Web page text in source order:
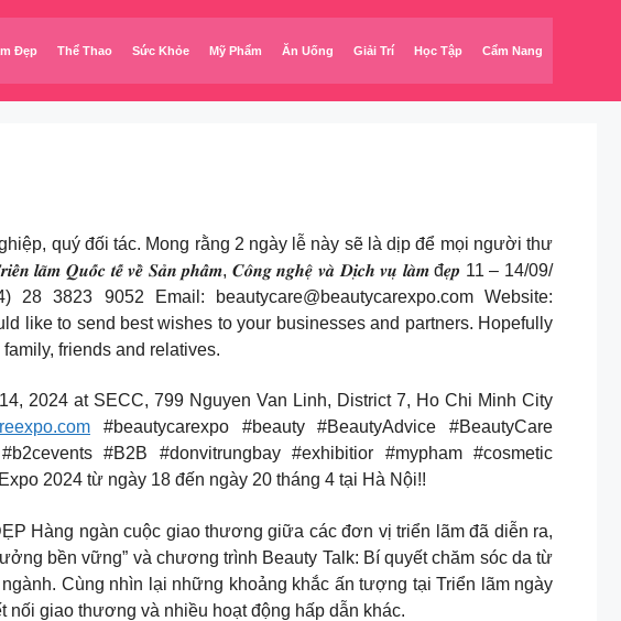
Đẹp Thể Thao Sức Khỏe Mỹ Phẩm Ăn Uống Giải Trí Học Tập Cẩm Nang
quý đối tác. Mong rằng 2 ngày lễ này sẽ là dịp để mọi người thư
𝒍𝒂̃𝒎 𝑸𝒖𝒐̂́𝒄 𝒕𝒆̂́ 𝒗𝒆̂̀ 𝑺𝒂̉𝒏 𝒑𝒉𝒂̂̉𝒎, 𝑪𝒐̂𝒏𝒈 𝒏𝒈𝒉𝒆̣̂ 𝒗𝒂̀ 𝑫𝒊̣𝒄𝒉 𝒗𝒖̣ 𝒍𝒂̀𝒎 đ𝒆̣𝒑 11 – 14/09/
28 3823 9052 Email:
beautycare@beautycarexpo.comWebsite:
like to send best wishes to your businesses and partners. Hopefully
friends and relatives.
11 – 14, 2024 at SECC, 799 Nguyen Van Linh, District 7, Ho Chi Minh City
#beautycarexpo #beauty #BeautyAdvice #BeautyCare
#B2B #donvitrungbay #exhibitior #mypham #cosmetic
2024 từ ngày 18 đến ngày 20 tháng 4 tại Hà Nội!!
Hàng ngàn cuộc giao thương giữa các đơn vị triển lãm đã diễn ra,
bền vững” và chương trình Beauty Talk: Bí quyết chăm sóc da từ
Cùng nhìn lại những khoảng khắc ấn tượng tại Triển lãm ngày
nối giao thương và nhiều hoạt động hấp dẫn khác.